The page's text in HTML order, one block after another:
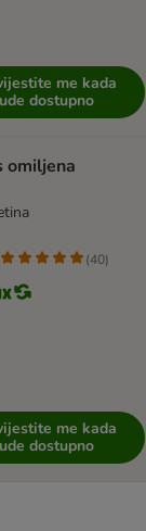
me kada
dostupno
omiljena
(40)
me kada
dostupno